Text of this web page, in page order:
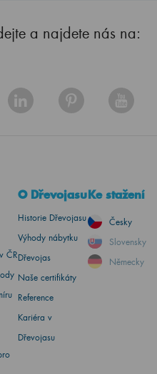
a najdete nás na:
ČR
O Dřevojasu
Historie Dřevojasu
Výhody nábytku
Dřevojas
Naše certifikáty
Reference
Kariéra v
Dřevojasu
Ke stažení
Česky
Slovensky
Německy